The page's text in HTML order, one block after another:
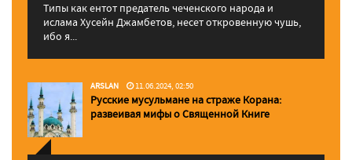
Типы как ентот предатель чеченского народа и
ислама Хусейн Джамбетов, несет откровенную чушь,
ибо я...
ARSLAN 11.06.2024, 02:50
Русские мусульмане на страже Корана:
pазвеивая мифы о Священной Книге